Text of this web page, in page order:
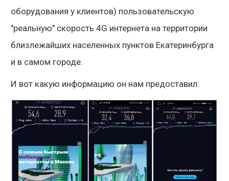
оборудования у клиентов) пользовательскую
"реальную" скорость 4G интернета на территории
близлежайших населенных пунктов Екатеринбурга
и в самом городе.
И вот какую информацию он нам предоставил: